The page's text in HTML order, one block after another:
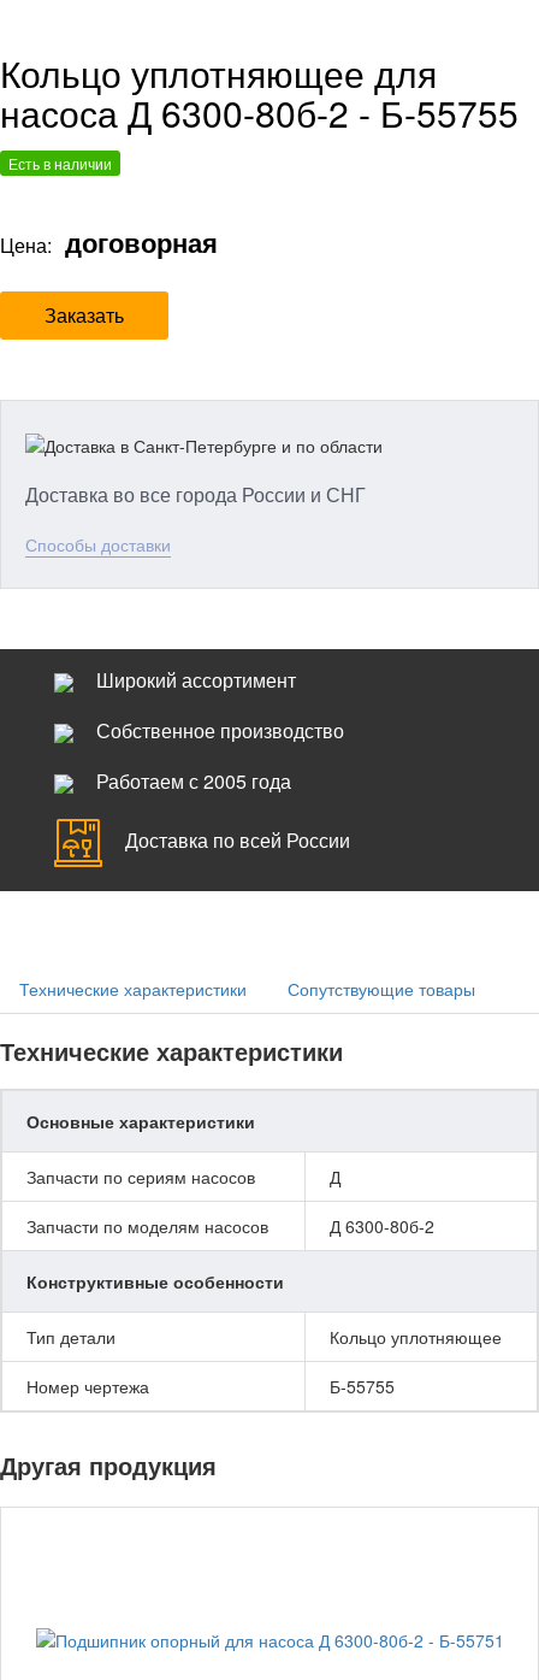
Кольцо уплотняющее для
насоса Д 6300-80б-2 - Б-55755
Есть в наличии
Цена: договорная
Заказать
Доставка во все города России и СНГ
Способы доставки
Широкий ассортимент
Собственное производство
Работаем с 2005 года
Доставка по всей России
Технические характеристики Сопутствующие товары
Технические характеристики
Основные характеристики
Запчасти по сериям насосов Д
Запчасти по моделям насосов Д 6300-80б-2
Конструктивные особенности
Тип детали Кольцо уплотняющее
Номер чертежа Б-55755
Другая продукция